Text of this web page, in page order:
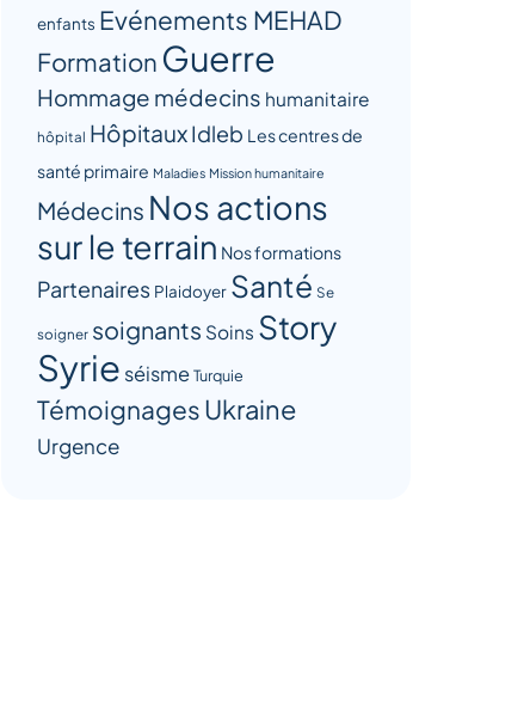
enfants Evénements MEHAD
Formation Guerre
Hommage médecins humanitaire
hôpital HôpitauxIdleb Les centres de
santé primaire Maladies Mission humanitaire
Médecins Nos actions
sur le terrain Nos formations
Partenaires Plaidoyer Santé Se
soigner soignants Soins Story
Syrie séisme Turquie
TémoignagesUkraine
Urgence